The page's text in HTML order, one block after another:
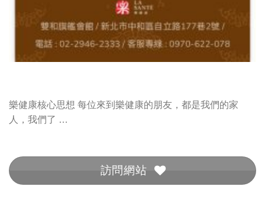
樂健康核心思想 每位來到樂健康的朋友，都是我們的家
人，我們了 …
訪問網站